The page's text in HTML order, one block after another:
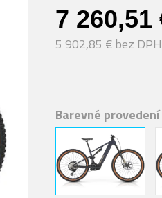
7 260,51
5 902,85 € bez DPH
Barevné provedení